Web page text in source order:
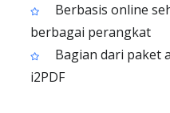
Berbasis online
berbagai perangkat
Bagian dari paket
i2PDF